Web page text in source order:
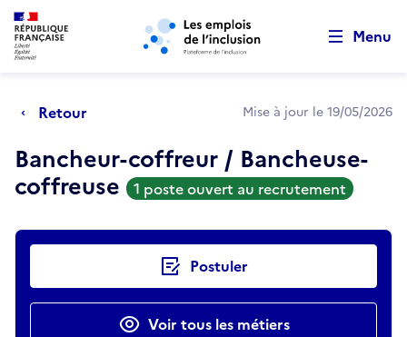
Aller au menu principal Aller au contenu principal
Menu
Retour Mise à jour le 19/05/2026
Bancheur-coffreur / Bancheuse-
coffreuse 1 poste ouvert au recrutement
Actions rapides Postuler
Voir tous les métiers
Retour au début de la page
Panneau de gestion des cookies